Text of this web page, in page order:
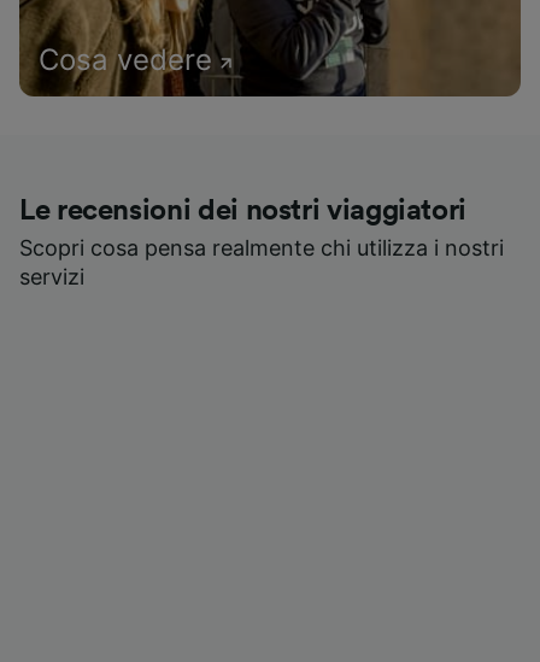
Cosa vedere
Le recensioni dei nostri viaggiatori
Scopri cosa pensa realmente chi utilizza i nostri
servizi